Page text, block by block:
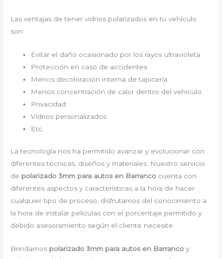
Las ventajas de tener vidrios polarizados en tu vehículo
son:
Evitar el daño ocasionado por los rayos ultravioleta
Protección en caso de accidentes
Menos decoloración interna de tapicería
Menos concentración de calor dentro del vehículo
Privacidad
Vidrios personalizados
Etc.
La tecnología nos ha permitido avanzar y evolucionar con
diferentes técnicas, diseños y materiales. Nuestro servicio
de polarizado 3mm para autos en Barranco cuenta con
diferentes aspectos y características a la hora de hacer
cualquier tipo de proceso, disfrutamos del conocimiento a
la hora de instalar películas con el porcentaje permitido y
debido asesoramiento según el cliente necesite.
Brindamos polarizado 3mm para autos en Barrancoy